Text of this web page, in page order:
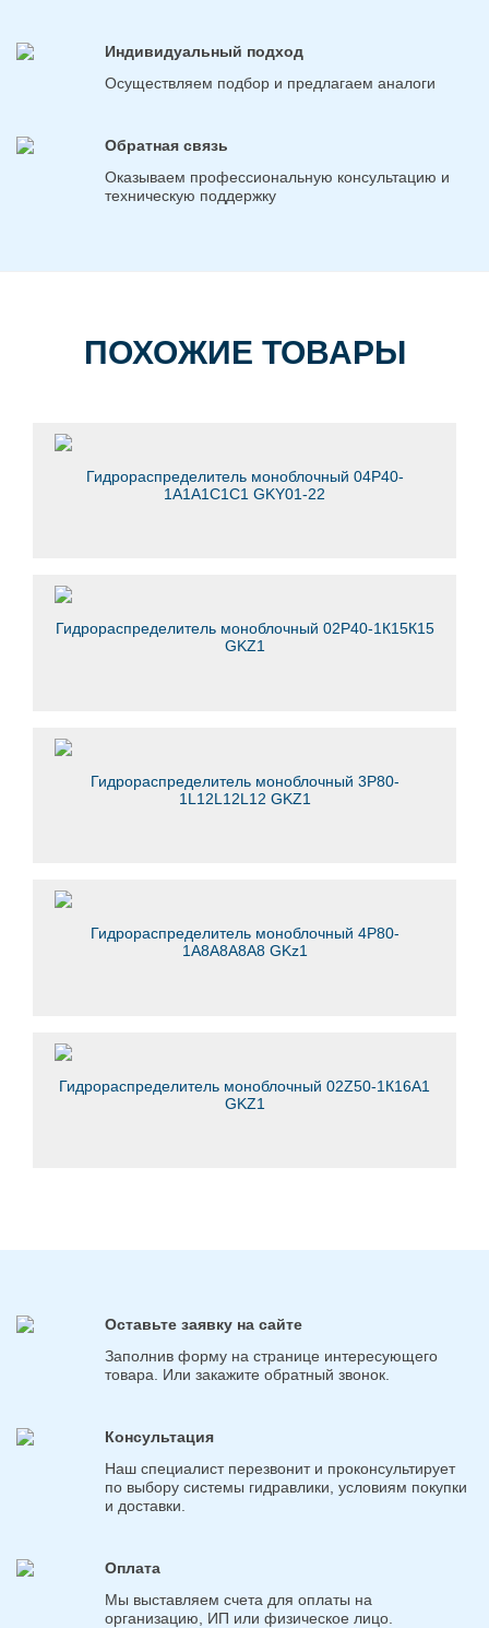
Индивидуальный подход
Осуществляем подбор и предлагаем аналоги
Обратная связь
Оказываем профессиональную консультацию и
техническую поддержку
ПОХОЖИЕ ТОВАРЫ
Гидрораспределитель моноблочный 04Р40-
1А1А1С1С1 GKY01-22
Гидрораспределитель моноблочный 02Р40-1К15К15
GKZ1
Гидрораспределитель моноблочный 3Р80-
1L12L12L12 GKZ1
Гидрораспределитель моноблочный 4Р80-
1А8А8A8А8 GKz1
Гидрораспределитель моноблочный 02Z50-1К16A1
GKZ1
Оставьте заявку на сайте
Заполнив форму на странице интересующего
товара. Или закажите обратный звонок.
Консультация
Наш специалист перезвонит и проконсультирует
по выбору системы гидравлики, условиям покупки
и доставки.
Оплата
Мы выставляем счета для оплаты на
организацию, ИП или физическое лицо.